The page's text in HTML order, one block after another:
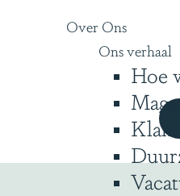
Over Ons
Ons verhaal
Hoe